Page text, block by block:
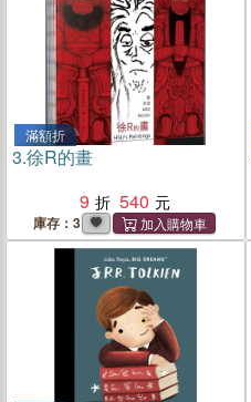
滿額折
3.徐R的畫
9
540
庫存：3